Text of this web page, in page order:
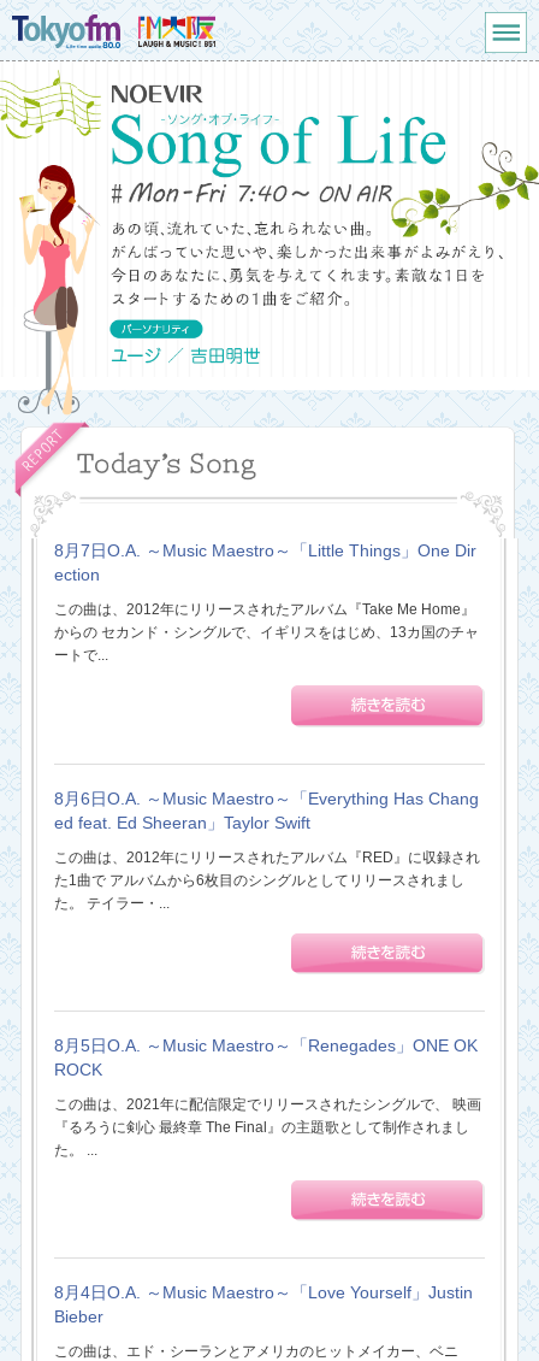
8月7日O.A. ～Music Maestro～「Little Things」One Dir
ection
この曲は、2012年にリリースされたアルバム『Take Me Home』
からの セカンド・シングルで、イギリスをはじめ、13カ国のチャ
ートで...
8月6日O.A. ～Music Maestro～「Everything Has Chang
ed feat. Ed Sheeran」Taylor Swift
この曲は、2012年にリリースされたアルバム『RED』に収録され
た1曲で アルバムから6枚目のシングルとしてリリースされまし
た。 テイラー・...
8月5日O.A. ～Music Maestro～「Renegades」ONE OK
ROCK
この曲は、2021年に配信限定でリリースされたシングルで、 映画
『るろうに剣心 最終章 The Final』の主題歌として制作されまし
た。 ...
8月4日O.A. ～Music Maestro～「Love Yourself」Justin
Bieber
この曲は、エド・シーランとアメリカのヒットメイカー、ベニ